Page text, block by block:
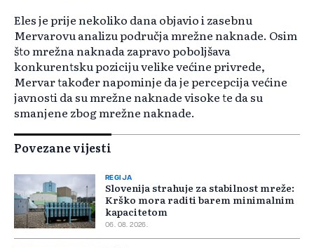
Eles je prije nekoliko dana objavio i zasebnu
Mervarovu analizu područja mrežne naknade. Osim
što mrežna naknada zapravo poboljšava
konkurentsku poziciju velike većine privrede,
Mervar također napominje da je percepcija većine
javnosti da su mrežne naknade visoke te da su
smanjene zbog mrežne naknade.
Povezane vijesti
REGIJA
Slovenija strahuje za stabilnost mreže:
Krško mora raditi barem minimalnim
kapacitetom
06. 08. 2026.